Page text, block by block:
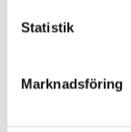
Statistik
Marknadsföring
Vill du veta mer